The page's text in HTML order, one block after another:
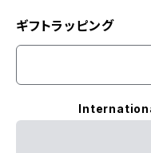
ギフトラッピング